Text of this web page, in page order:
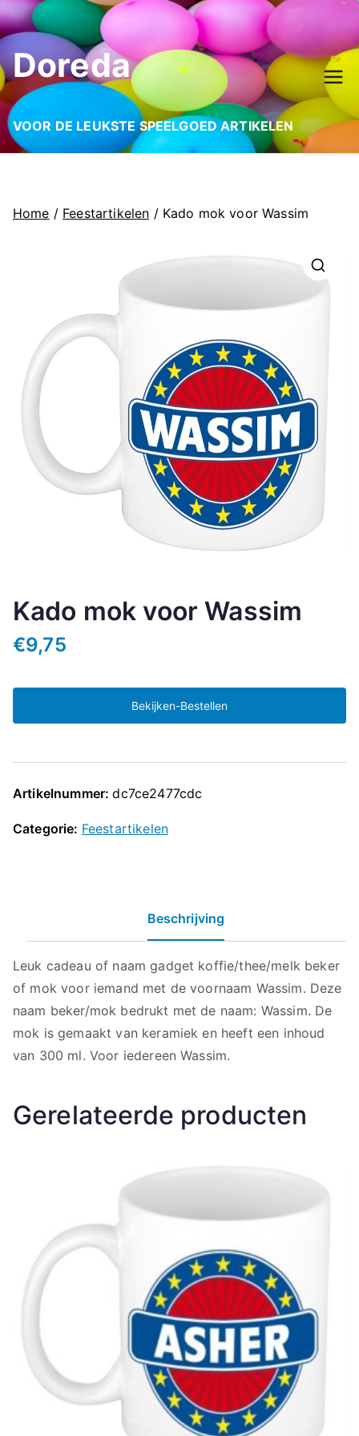
Ga
naar
de
inhoud
Doreda
VOOR DE LEUKSTE SPEELGOED ARTIKELEN
Home / Feestartikelen / Kado mok voor Wassim
Kado mok voor Wassim
€9,75
Bekijken-Bestellen
Artikelnummer:dc7ce2477cdc
Categorie: Feestartikelen
Beschrijving
Leuk cadeau of naam gadget koffie/thee/melk beker
of mok voor iemand met de voornaam Wassim. Deze
naam beker/mok bedrukt met de naam: Wassim. De
mok is gemaakt van keramiek en heeft een inhoud
van 300 ml. Voor iedereen Wassim.
Gerelateerde producten